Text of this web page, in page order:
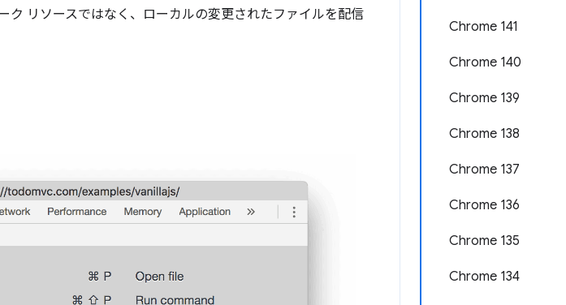
Chrome 141
Chrome 140
Chrome 139
Chrome 138
Chrome 137
Chrome 136
Chrome 135
Chrome 134
ク リソースではなく、ローカルの変更されたファイルを配信